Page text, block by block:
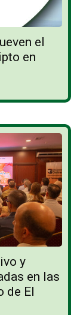
el
en
y
en las
de El